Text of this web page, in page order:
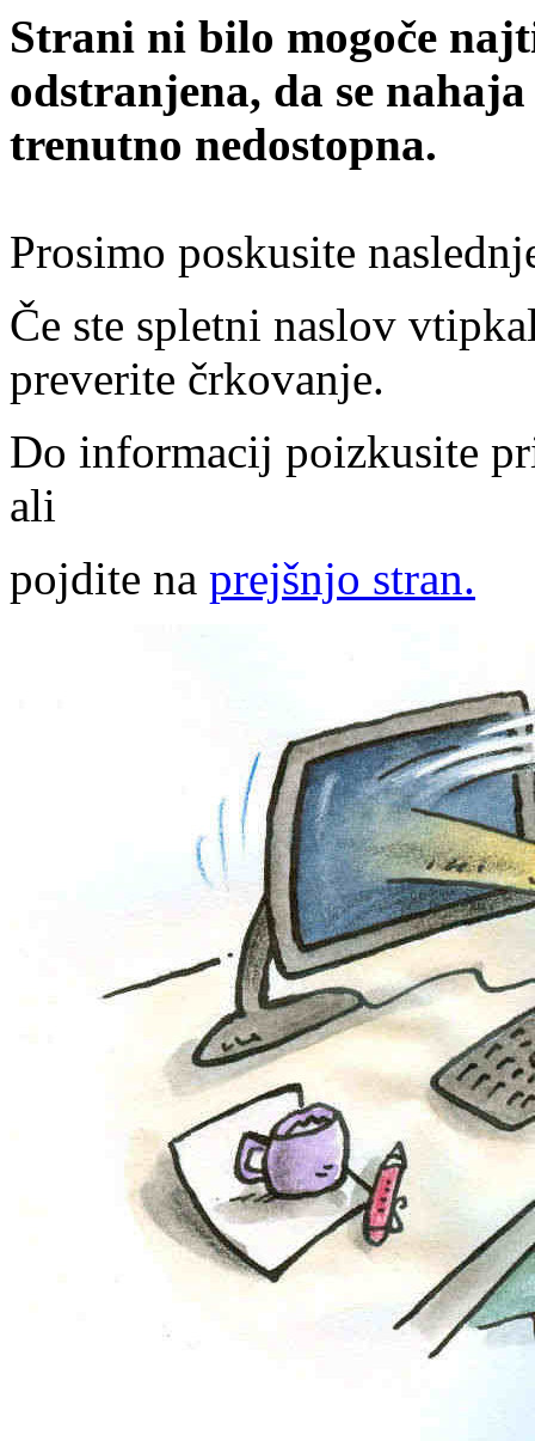
Strani ni bilo mogoče
odstranjena, da se
trenutno nedostopna.
Prosimo poskusite
Če ste spletni naslov
preverite črkovanje.
Do informacij poizkusite
ali
pojdite na prejšnjo stran.